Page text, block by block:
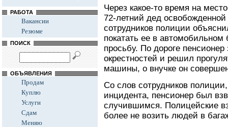
РАБОТА
Вакансии
Резюме
ПОИСК
ОБЪЯВЛЕНИЯ
Продам
Куплю
Услуги
Сдам
Меняю
Через какое-то время на
72-летний дед
сотрудников полиции
покатать ее в
просьбу. По дороге
окрестностей и решил
машины, о внучке он
Со слов сотрудников
инцидента, пенсионер был
случившимся. Полицейские
более не возить людей в